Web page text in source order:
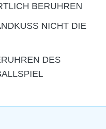
BERUHREN
NICHT DIE
DES